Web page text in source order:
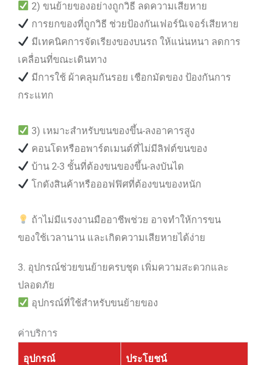
2) ขนย้ายของอย่างถูกวิธี ลดความเสียหาย
การยกของที่ถูกวิธี ช่วยป้องกันเฟอร์นิเจอร์เสียหาย
มีเทคนิคการจัดเรียงของบนรถ ให้แน่นหนา ลดการ
เคลื่อนที่ขณะเดินทาง
มีการใช้ ผ้าคลุมกันรอย เชือกมัดของ ป้องกันการ
กระแทก
3) เหมาะสำหรับขนของขึ้น-ลงอาคารสูง
คอนโดหรืออพาร์ตเมนต์ที่ไม่มีลิฟต์ขนของ
บ้าน 2-3 ชั้นที่ต้องขนของขึ้น-ลงบันได
โกดังสินค้าหรือออฟฟิศที่ต้องขนของหนัก
ถ้าไม่มีแรงงานมืออาชีพช่วย อาจทำให้การขน
ของใช้เวลานาน และเกิดความเสียหายได้ง่าย
3. อุปกรณ์ช่วยขนย้ายครบชุด เพิ่มความสะดวกและ
ปลอดภัย
อุปกรณ์ที่ใช้สำหรับขนย้ายของ
ค่าบริการ
อุปกรณ์ ประโยชน์